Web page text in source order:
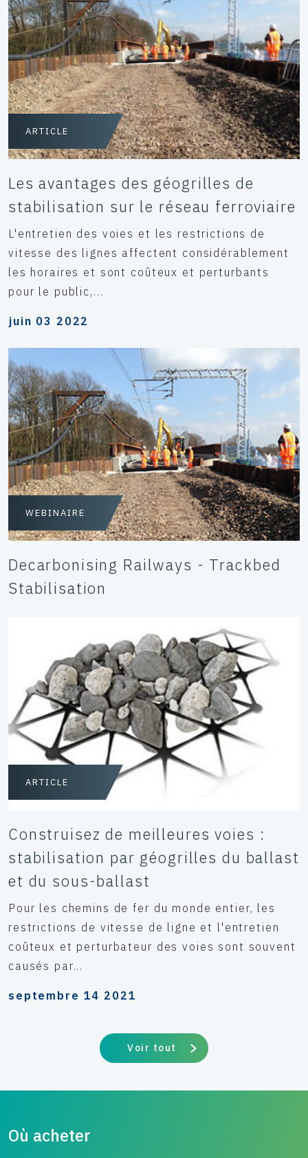
ARTICLE
Les avantages des géogrilles de
stabilisation sur le réseau ferroviaire
L'entretien des voies et les restrictions de
vitesse des lignes affectent considérablement
les horaires et sont coûteux et perturbants
pour le public,...
juin 03 2022
WEBINAIRE
Decarbonising Railways - Trackbed
Stabilisation
ARTICLE
Construisez de meilleures voies :
stabilisation par géogrilles du ballast
et du sous-ballast
Pour les chemins de fer du monde entier, les
restrictions de vitesse de ligne et l'entretien
coûteux et perturbateur des voies sont souvent
causés par...
septembre 14 2021
Voir tout
Où acheter